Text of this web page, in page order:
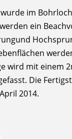
im
ein
wird mit einem
Die
2014.